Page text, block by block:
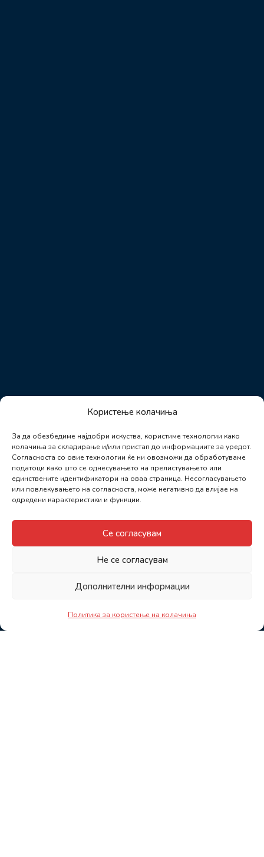
Користење колачиња
За да обезбедиме најдобри искуства, користиме технологии како
колачиња за складирање и/или пристап до информациите за уредот.
Согласноста со овие технологии ќе ни овозможи да обработуваме
податоци како што се однесувањето на прелистувањето или
единствените идентификатори на оваа страница. Несогласувањето
или повлекувањето на согласноста, може негативно да влијае на
одредени карактеристики и функции.
Се согласувам
Не се согласувам
Дополнителни информации
Политика за користење на колачиња